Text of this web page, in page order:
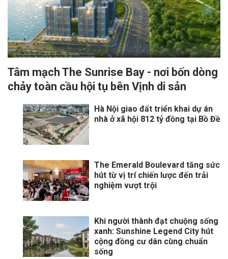
Tâm mạch The Sunrise Bay - nơi bốn dòng
chảy toàn cầu hội tụ bên Vịnh di sản
Hà Nội giao đất triển khai dự án
nhà ở xã hội 812 tỷ đồng tại Bồ Đề
The Emerald Boulevard tăng sức
hút từ vị trí chiến lược đến trải
nghiệm vượt trội
Khi người thành đạt chuộng sống
xanh: Sunshine Legend City hút
cộng đồng cư dân cùng chuẩn
sống